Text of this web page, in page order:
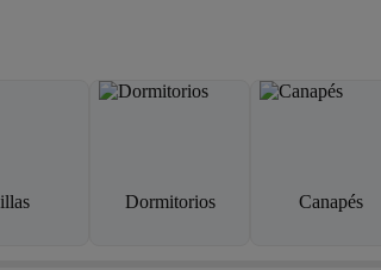
Dormitorios Canapés